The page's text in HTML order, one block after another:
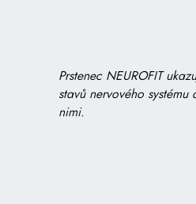
Prstenec NEUROFIT
stavů nervového
nimi.